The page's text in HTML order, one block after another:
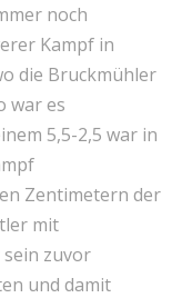
noch
Kampf in
die Bruckmühler
war es
5,5-2,5 war in
Zentimetern der
mit
zuvor
und damit